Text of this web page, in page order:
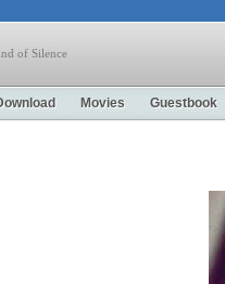
of Silence
Movies Guestbook